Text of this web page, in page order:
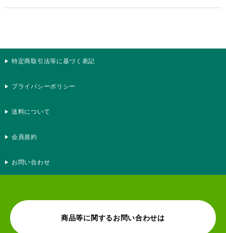
特定商取引法等に基づく表記
プライバシーポリシー
送料について
会員規約
お問い合わせ
商品等に関するお問い合わせは